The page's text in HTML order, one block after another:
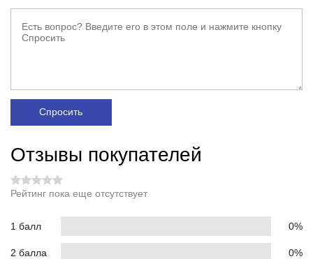
Спросить
Отзывы покупателей
Рейтинг пока еще отсутствует
1 балл 0%
2 балла 0%